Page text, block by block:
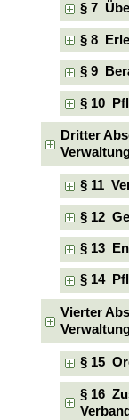
§ 7
§ 8
§ 9
§ 10
Dritter
§ 11
§ 12
§ 13
§ 14
Vierter
§ 15
§ 16